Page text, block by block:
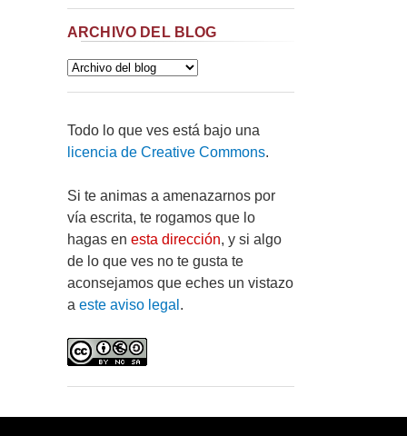
ARCHIVO DEL BLOG
Todo lo que ves está bajo una
licencia de Creative Commons.
Si te animas a amenazarnos por
vía escrita, te rogamos que lo
hagas en esta dirección, y si algo
de lo que ves no te gusta te
aconsejamos que eches un vistazo
a este aviso legal .